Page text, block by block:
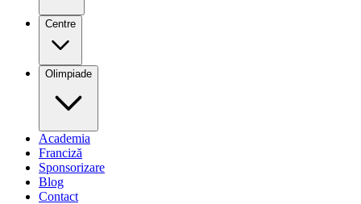
Centre
Olimpiade
Academia
Franciză
Sponsorizare
Blog
Contact